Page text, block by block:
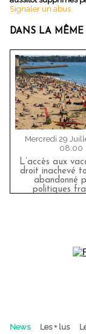
Signaler un abus
DANS LA MÊME
Mercredi 29
08:00
L’accès aux
droit inachevé
abandonné
politiques
News Les + lus